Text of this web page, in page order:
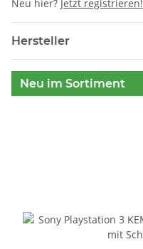
Neu hier? Jetzt registrieren!
Hersteller
Neu im Sortiment